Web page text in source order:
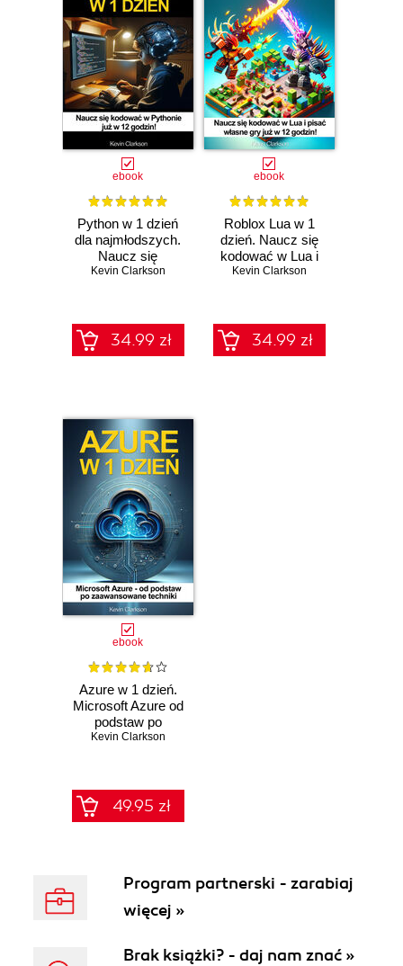
ebook
Python w 1 dzień
dla najmłodszych.
Naucz się
kodowania w
Kevin Clarkson
34.99 zł
ebook
Roblox Lua w 1
dzień. Naucz się
kodować w Lua i
pisać własne gry
Kevin Clarkson
34.99 zł
ebook
Azure w 1 dzień.
Microsoft Azure od
podstaw po
zaawansowane
Kevin Clarkson
49.95 zł
Program partnerski - zarabiaj
więcej »
Brak książki? - daj nam znać »